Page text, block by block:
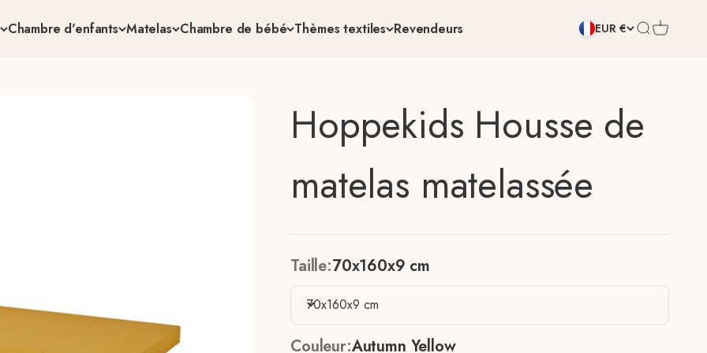
Chambre d'enfants Matelas Chambre de bébé Thèmes textiles Revendeurs EUR € Ouvrir la
Voir le
Hoppekids Housse de
matelas matelassée
Taille:70x160x9 cm
70x160x9 cm
Couleur:Autumn Yellow